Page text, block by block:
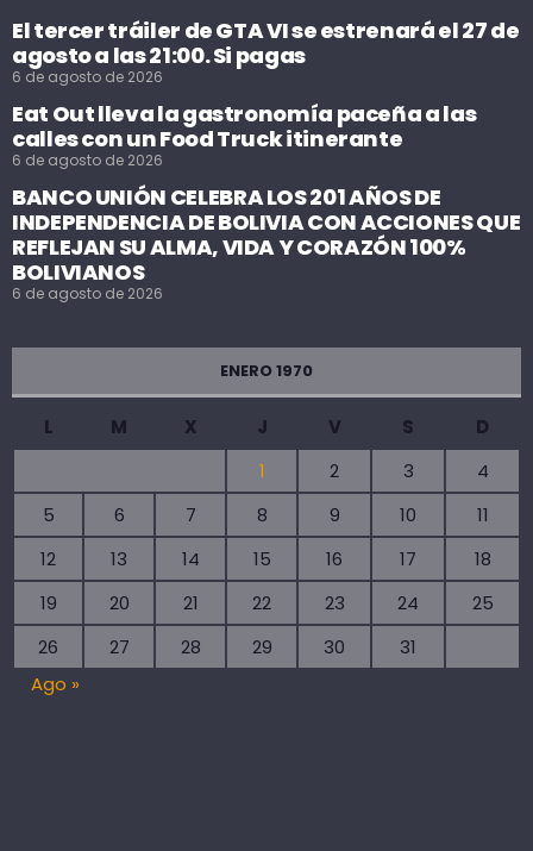
El tercer tráiler de GTA VI se estrenará el 27 de
agosto a las 21:00. Si pagas
6 de agosto de 2026
Eat Out lleva la gastronomía paceña a las
calles con un Food Truck itinerante
6 de agosto de 2026
BANCO UNIÓN CELEBRA LOS 201 AÑOS DE
INDEPENDENCIA DE BOLIVIA CON ACCIONES QUE
REFLEJAN SU ALMA, VIDA Y CORAZÓN 100%
BOLIVIANOS
6 de agosto de 2026
ENERO 1970
L M X J V S
D
1
2 3
4
5
6 7 8 9 10
11
12
13 14 15 16 17
18
19
20 21 22 23 24
25
26
27 28 29 30
31
Ago »